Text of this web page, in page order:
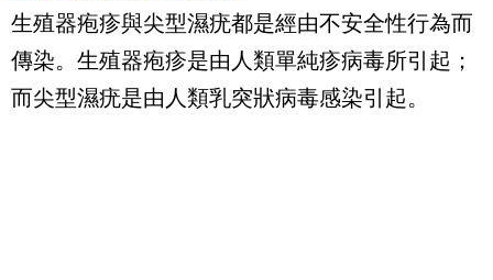
生殖器疱疹與尖型濕疣都是經由不安全性行為而
傳染。生殖器疱疹是由人類單純疹病毒所引起；
而尖型濕疣是由人類乳突狀病毒感染引起。